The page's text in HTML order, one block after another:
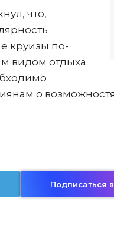
что,
круизы по-
видом отдыха.
о
Подписаться